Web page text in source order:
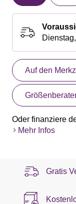
Auf den
Oder finanziere
Mehr Infos
Gratis